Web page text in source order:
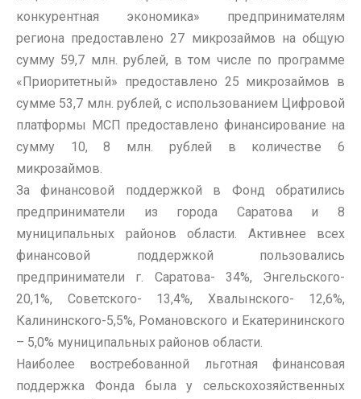
конкурентная экономика» предпринимателям
региона предоставлено 27 микрозаймов на общую
сумму 59,7 млн. рублей, в том числе по программе
«Приоритетный» предоставлено 25 микрозаймов в
сумме 53,7 млн. рублей, с использованием Цифровой
платформы МСП предоставлено финансирование на
сумму 10, 8 млн. рублей в количестве 6
микрозаймов.
За финансовой поддержкой в Фонд обратились
предприниматели из города Саратова и 8
муниципальных районов области. Активнее всех
финансовой поддержкой пользовались
предприниматели г. Саратова- 34%, Энгельского-
20,1%, Советского- 13,4%, Хвалынского- 12,6%,
Калининского-5,5%, Романовского и Екатерининского
– 5,0% муниципальных районов области.
Наиболее востребованной льготная финансовая
поддержка Фонда была у сельскохозяйственных